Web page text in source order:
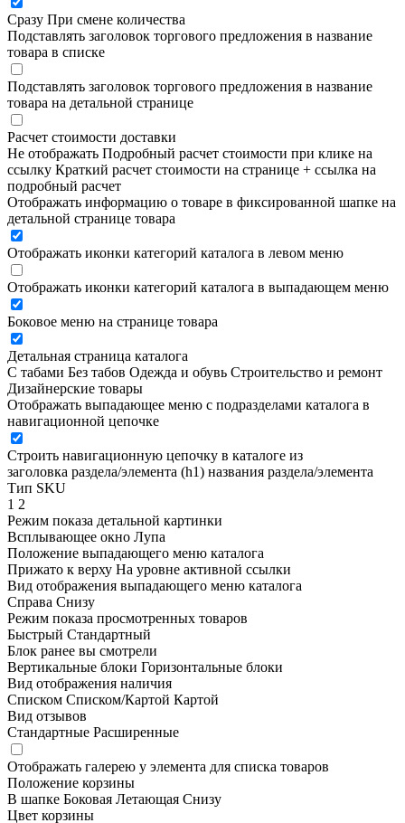
Сразу При смене количества
Подставлять заголовок торгового предложения в название
товара в списке
Подставлять заголовок торгового предложения в название
товара на детальной странице
Расчет стоимости доставки
Не отображать Подробный расчет стоимости при клике на
ссылку Краткий расчет стоимости на странице + ссылка на
подробный расчет
Отображать информацию о товаре в фиксированной шапке на
детальной странице товара
Отображать иконки категорий каталога в левом меню
Отображать иконки категорий каталога в выпадающем меню
Боковое меню на странице товара
Детальная страница каталога
С табами Без табов Одежда и обувь Строительство и ремонт
Дизайнерские товары
Отображать выпадающее меню с подразделами каталога в
навигационной цепочке
Строить навигационную цепочку в каталоге из
заголовка раздела/элемента (h1) названия раздела/элемента
Тип SKU
1 2
Режим показа детальной картинки
Всплывающее окно Лупа
Положение выпадающего меню каталога
Прижато к верху На уровне активной ссылки
Вид отображения выпадающего меню каталога
Справа Снизу
Режим показа просмотренных товаров
Быстрый Стандартный
Блок ранее вы смотрели
Вертикальные блоки Горизонтальные блоки
Вид отображения наличия
Списком Списком/Картой Картой
Вид отзывов
Стандартные Расширенные
Отображать галерею у элемента для списка товаров
Положение корзины
В шапке Боковая Летающая Снизу
Цвет корзины